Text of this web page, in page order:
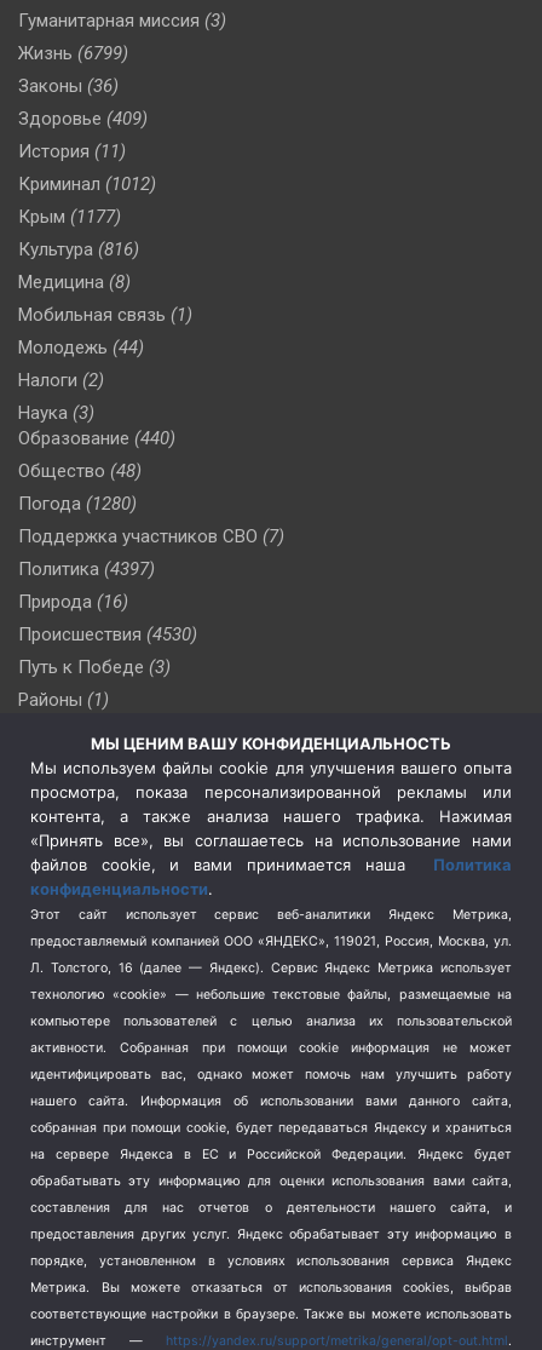
Гуманитарная миссия (3)
Жизнь (6799)
Законы (36)
Здоровье (409)
История (11)
Криминал (1012)
Крым (1177)
Культура (816)
Медицина (8)
Мобильная связь (1)
Молодежь (44)
Налоги (2)
Наука (3)
Образование (440)
Общество (48)
Погода (1280)
Поддержка участников СВО (7)
Политика (4397)
Природа (16)
Происшествия (4530)
Путь к Победе (3)
Районы (1)
Сельское хозяйство (3)
Социальная политика
(3)
Спецоперация в Украине
Спецоперация на Украине
(404)
Спорт (740)
Терроризм (1)
Транспорт (262)
Туризм (178)
Флот (76)
Школа и спорт (2)
Экология (8)
Экономика (1172)
МЫ ЦЕНИМ ВАШУ КОНФИДЕНЦИАЛЬНОСТЬ
Мы используем файлы cookie для улучшения вашего опыта
просмотра, показа персонализированной рекламы или
контента, а также анализа нашего трафика. Нажимая
«Принять все», вы соглашаетесь на использование нами
файлов cookie, и вами принимается наша Политика
конфиденциальности.
Этот сайт использует сервис веб-аналитики Яндекс Метрика,
предоставляемый компанией ООО «ЯНДЕКС», 119021, Россия, Москва, ул.
Л. Толстого, 16 (далее — Яндекс). Сервис Яндекс Метрика использует
технологию «cookie» — небольшие текстовые файлы, размещаемые на
компьютере пользователей с целью анализа их пользовательской
активности.
Собранная при помощи cookie информация не может
идентифицировать вас, однако может помочь нам улучшить работу
нашего сайта. Информация об использовании вами данного сайта,
собранная при помощи cookie, будет передаваться Яндексу и храниться
на сервере Яндекса в ЕС и Российской Федерации. Яндекс будет
обрабатывать эту информацию для оценки использования вами сайта,
составления для нас отчетов о деятельности нашего сайта, и
предоставления других услуг. Яндекс обрабатывает эту информацию в
порядке, установленном в условиях использования сервиса Яндекс
Метрика.
Вы можете отказаться от использования cookies, выбрав
соответствующие настройки в браузере. Также вы можете использовать
инструмент — https://yandex.ru/support/metrika/general/opt-out.html.